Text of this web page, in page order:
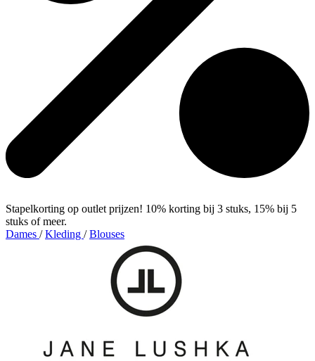
Stapelkorting op outlet prijzen! 10% korting bij 3 stuks, 15% bij 5
stuks of meer.
Dames / Kleding / Blouses